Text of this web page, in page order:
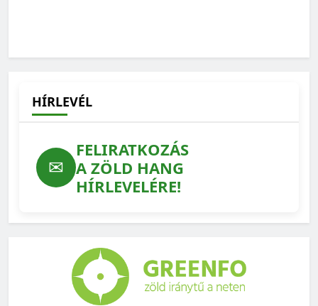
HÍRLEVÉL
✉
FELIRATKOZÁS
A ZÖLD HANG
HÍRLEVELÉRE!